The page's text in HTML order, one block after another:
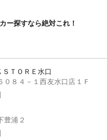
ー探すなら絶対これ！
ＴＯＲＥ水口
８４－１西友水口店１Ｆ
豊浦２